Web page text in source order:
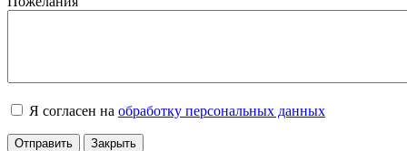
Я согласен на обработку персональных данных
Отправить Закрыть